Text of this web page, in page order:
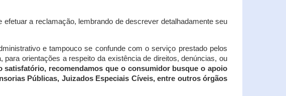
a reclamação, lembrando de descrever detalhadamente seu
e tampouco se confunde com o serviço prestado pelos
orientações a respeito da existência de direitos, denúncias, ou
recomendamos que o consumidor busque o apoio
Públicas, Juizados Especiais Cíveis, entre outros órgãos